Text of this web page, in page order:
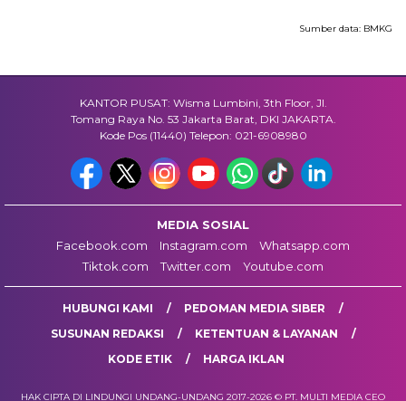
Sumber data: BMKG
KANTOR PUSAT: Wisma Lumbini, 3th Floor, Jl.
Tomang Raya No. 53 Jakarta Barat, DKI JAKARTA.
Kode Pos (11440) Telepon: 021-6908980
MEDIA SOSIAL
Facebook.com
Instagram.com
Whatsapp.com
Tiktok.com
Twitter.com Youtube.com
HUBUNGI KAMI
PEDOMAN MEDIA SIBER
SUSUNAN REDAKSI
KETENTUAN & LAYANAN
KODE ETIK
HARGA IKLAN
HAK CIPTA DI LINDUNGI UNDANG-UNDANG 2017-2026 © PT. MULTI MEDIA CEO